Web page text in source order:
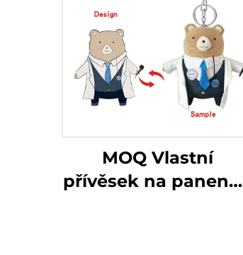
MOQ Vlastní
přívěsek na panenku